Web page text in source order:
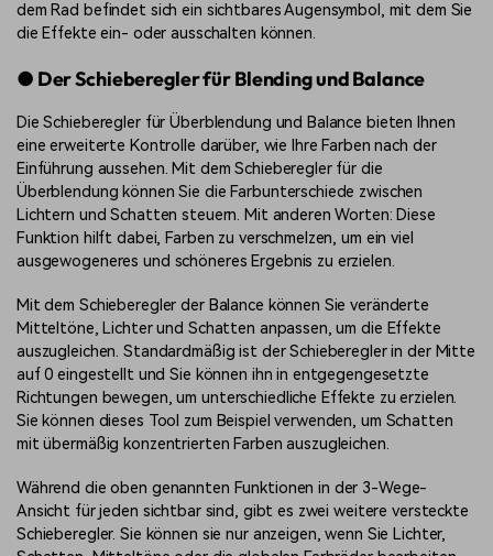
dem Rad befindet sich ein sichtbares Augensymbol, mit dem Sie
die Effekte ein- oder ausschalten können.
● Der Schieberegler für Blending und Balance
Die Schieberegler für Überblendung und Balance bieten Ihnen
eine erweiterte Kontrolle darüber, wie Ihre Farben nach der
Einführung aussehen. Mit dem Schieberegler für die
Überblendung können Sie die Farbunterschiede zwischen
Lichtern und Schatten steuern. Mit anderen Worten: Diese
Funktion hilft dabei, Farben zu verschmelzen, um ein viel
ausgewogeneres und schöneres Ergebnis zu erzielen.
Mit dem Schieberegler der Balance können Sie veränderte
Mitteltöne, Lichter und Schatten anpassen, um die Effekte
auszugleichen. Standardmäßig ist der Schieberegler in der Mitte
auf 0 eingestellt und Sie können ihn in entgegengesetzte
Richtungen bewegen, um unterschiedliche Effekte zu erzielen.
Sie können dieses Tool zum Beispiel verwenden, um Schatten
mit übermäßig konzentrierten Farben auszugleichen.
Während die oben genannten Funktionen in der 3-Wege-
Ansicht für jeden sichtbar sind, gibt es zwei weitere versteckte
Schieberegler. Sie können sie nur anzeigen, wenn Sie Lichter,